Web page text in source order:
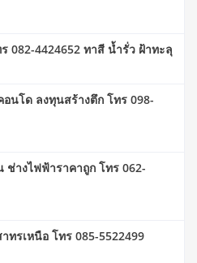
082-4424652 ทาสี น้ำรั่ว ฝ้าทะลุ
นโด ลงทุนสร้างตึก โทร 098-
างไฟฟ้าราคาถูก โทร 062-
ทรเหนือ โทร 085-5522499